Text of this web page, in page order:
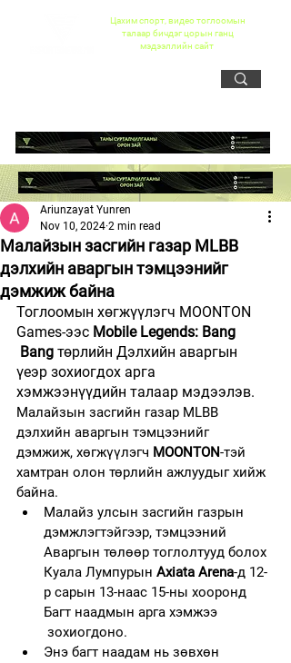
Цахим спорт, видео тоглоомын
талаар бичдэг цорын ганц
мэдээллийн сайт
Малайзын засгийн газар MLBB
дэлхийн аваргын тэмцээнийг
дэмжиж байна
Ariunzayat Yunren
Nov 10, 2024 2 min read
Тоглоомын хөгжүүлэгч MOONTON
Games-ээс Mobile Legends: Bang
Bang төрлийн Дэлхийн аваргын
үеэр зохиогдох арга
хэмжээнүүдийн талаар мэдээлэв.
Малайзын засгийн газар MLBB
дэлхийн аваргын тэмцээнийг
дэмжиж, хөгжүүлэгч MOONTON-тэй
хамтран олон төрлийн ажлуудыг хийж
байна.
Малайз улсын засгийн газрын
дэмжлэгтэйгээр, тэмцээний
Аваргын төлөөр тоглолтууд болох
Куала Лумпурын Axiata Arena-д 12-
р сарын 13-наас 15-ны хооронд
Багт наадмын арга хэмжээ
зохиогдоно.
Энэ багт наадам нь зөвхөн